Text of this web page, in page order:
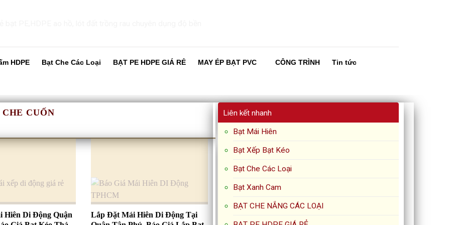
HDPE Bạt Che Các Loại BẠT PE HDPE GIÁ RẺ MAY ÉP BẠT PVC CÔNG TRÌNH Tin tức
CUỐN
Hiên Di Động Quận
Lắp Đặt Mái Hiên Di Động Tại
Liên kết nhanh
Bạt Mái Hiên
Bạt Xếp Bạt Kéo
Bạt Che Các Loại
Bạt Xanh Cam
BẠT CHE NẮNG CÁC LOẠI